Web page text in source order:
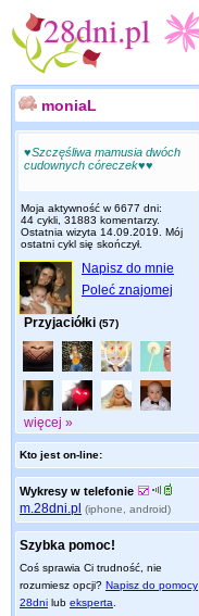
moniaL
♥Szczęśliwa mamusia dwóch
cudownych córeczek♥♥
Moja aktywność w 6677 dni:
44 cykli, 31883 komentarzy.
Ostatnia wizyta 14.09.2019 . Mój
ostatni cykl się skończył.
Napisz do mnie
Poleć znajomej
Przyjaciółki (57)
więcej »
Kto jest on-line:
Wykresy w telefonie
m.28dni.pl (iphone, android)
Szybka pomoc!
Coś sprawia Ci trudność, nie
rozumiesz opcji? Napisz do pomocy
28dni lub eksperta